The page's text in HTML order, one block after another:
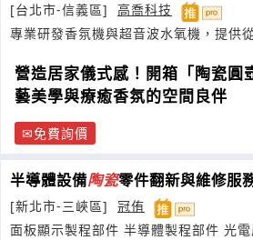
[台北市-信義區]
高喬科技
專業研發香氛機與超音波水氧機，提供
營造居家儀式感！開箱「陶瓷圓
藝美學與療癒香氛的空間良伴
免費詢價
半導體設備陶瓷零件翻新與維修服
[新北市-三峽區]
冠侑
面板顯示製程部件 半導體製程部件 光